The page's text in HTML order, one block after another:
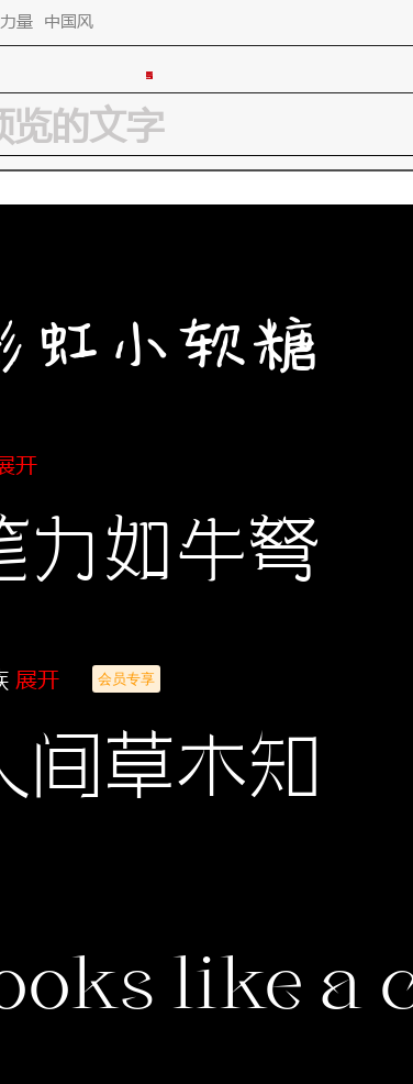
力量 中国风
虹小软糖
开
力如牛弩
展开 会员专享
间草木知
like a